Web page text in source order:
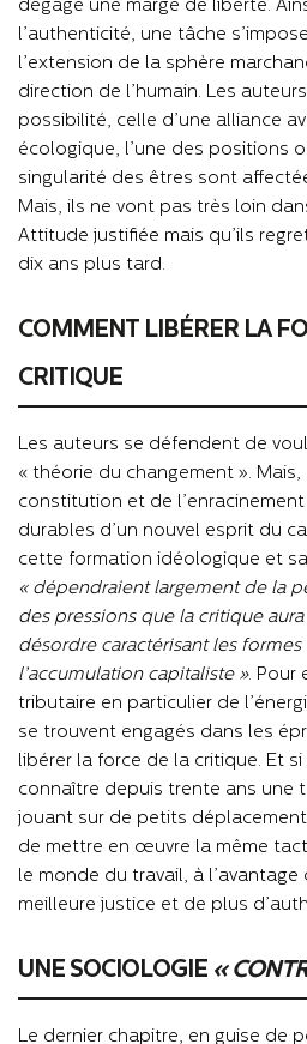
dégage une marge de liberté.
l’authenticité, une tâche
l’extension de la sphère
direction de l’humain. Les
possibilité, celle d’une alliance
écologique, l’une des positions
singularité des êtres sont
Mais, ils ne vont pas très loin
Attitude justifiée mais qu’ils
dix ans plus tard.
COMMENT LIBÉRER LA
CRITIQUE
Les auteurs se défendent de
« théorie du changement ».
constitution et de
durables d’un nouvel esprit du
cette formation idéologique et
« dépendraient largement de la
des pressions que la critique
désordre caractérisant les
l’accumulation capitaliste ». Pour
tributaire en particulier de
se trouvent engagés dans les
libérer la force de la critique. Et
connaître depuis trente ans une
jouant sur de petits
de mettre en œuvre la même
le monde du travail, à l’avantage
meilleure justice et de plus
UNE SOCIOLOGIE «
Le dernier chapitre, en guise de